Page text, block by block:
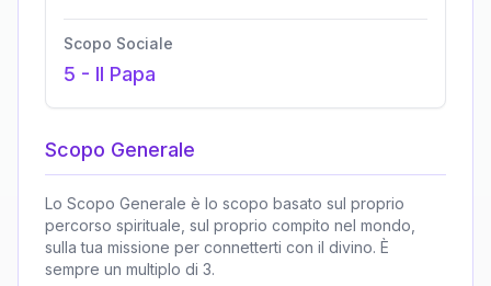
Scopo Sociale
5 - Il Papa
Scopo Generale
Lo Scopo Generale è lo scopo basato sul proprio
percorso spirituale, sul proprio compito nel mondo,
sulla tua missione per connetterti con il divino. È
sempre un multiplo di 3.